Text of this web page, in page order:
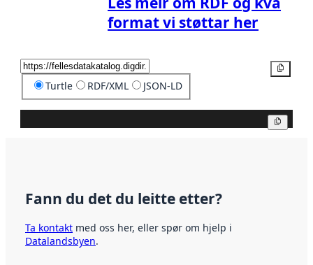
format vi støttar her
Turtle RDF/XML JSON-LD
Fann du det du leitte etter?
Ta kontakt med oss her, eller spør om hjelp i
Datalandsbyen.